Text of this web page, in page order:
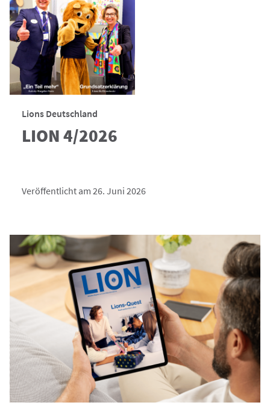
Lions Deutschland
LION 4/2026
Veröffentlicht am 26. Juni 2026